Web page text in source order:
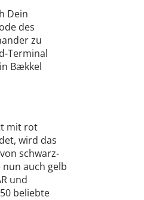
Dein
des
zu
Terminal
Bækkel
mit rot
wird das
schwarz-
auch gelb
und
beliebte